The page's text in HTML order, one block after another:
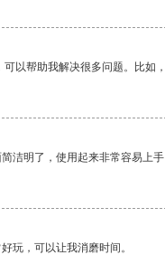
以帮助我解决很多问题。比如
洁明了，使用起来非常容易上
玩，可以让我消磨时间。